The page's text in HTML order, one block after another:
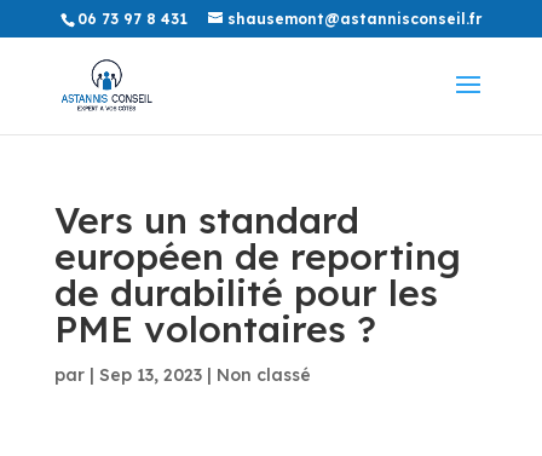
06 73 97 8 431 shausemont@astannisconseil.fr
Vers un standard
européen de reporting
de durabilité pour les
PME volontaires ?
par | Sep 13, 2023| Non classé